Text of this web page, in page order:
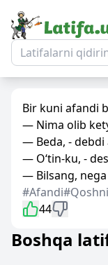
Bir kuni afandi
— Nima olib
— Beda, - debdi
— O‘tin-ku, -
— Bilsang, nega
#Afandi
44
Boshqa